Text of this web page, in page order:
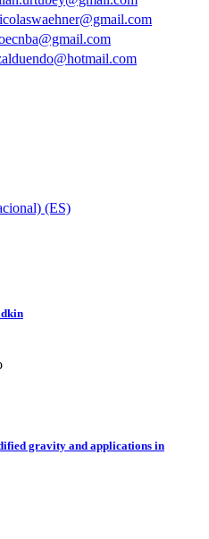
gravity and applications in